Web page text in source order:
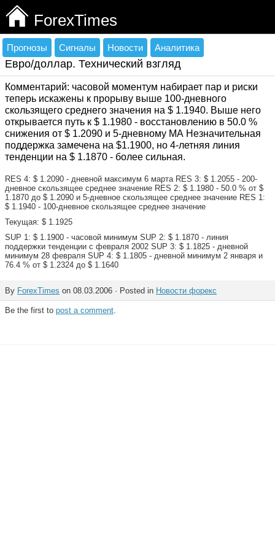
ForexTimes
Прогнозы Сигналы Новости Аналитика
Евро/доллар. Технический взгляд
Комментарий: часовой моментум набирает пар и риски
теперь искажены к прорыву выше 100-дневного
скользящего среднего значения на $ 1.1940. Выше него
открывается путь к $ 1.1980 - восстановлению в 50.0 %
снижения от $ 1.2090 и 5-дневному МА Незначительная
поддержка замечена на $1.1900, но 4-летняя линия
тенденции на $ 1.1870 - более сильная.
RES 4: $ 1.2090 - дневной максимум 6 марта RES 3: $ 1.2055 - 200-
дневное скользящее среднее значение RES 2: $ 1.1980 - 50.0 % от $
1.1870 до $ 1.2090 и 5-дневное скользящее среднее значение RES 1:
$ 1.1940 - 100-дневное скользящее среднее значение
Текущая: $ 1.1925
SUP 1: $ 1.1900 - часовой минимум SUP 2: $ 1.1870 - линия
поддержки тенденции с февраля 2002 SUP 3: $ 1.1825 - дневной
минимум 28 февраля SUP 4: $ 1.1805 - дневной минимум 2 января и
76.4 % от $ 1.2324 до $ 1.1640
By ForexTimes on 08.03.2006 · Posted in Новости форекс
Be the first to post a comment.